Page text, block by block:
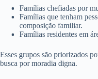
Famílias chefiadas por
Famílias que tenham
composição familiar.
Famílias residentes em
Esses grupos são priorizados
busca por moradia digna.